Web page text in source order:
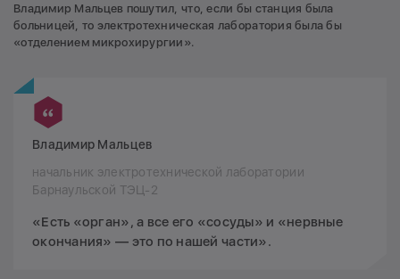
Владимир Мальцев пошутил, что, если бы станция была
больницей, то электротехническая лаборатория была бы
«отделением микрохирургии».
Владимир Мальцев
начальник электротехнической лаборатории
Барнаульской ТЭЦ-2
«Есть «орган», а все его «сосуды» и «нервные
окончания» — это по нашей части».